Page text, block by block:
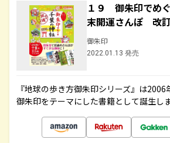
１９ 御朱印でめ
末開運さんぽ 改
御朱印
2022.01.13 発売
『地球の歩き方御朱印シリーズ』は
御朱印をテーマにした書籍として誕生し